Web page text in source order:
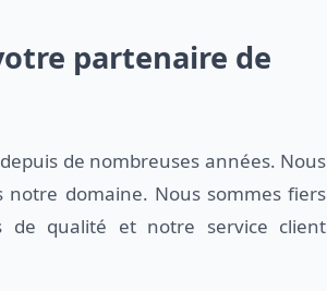
partenaire de
de nombreuses années. Nous
domaine. Nous sommes fiers
de qualité et notre service client